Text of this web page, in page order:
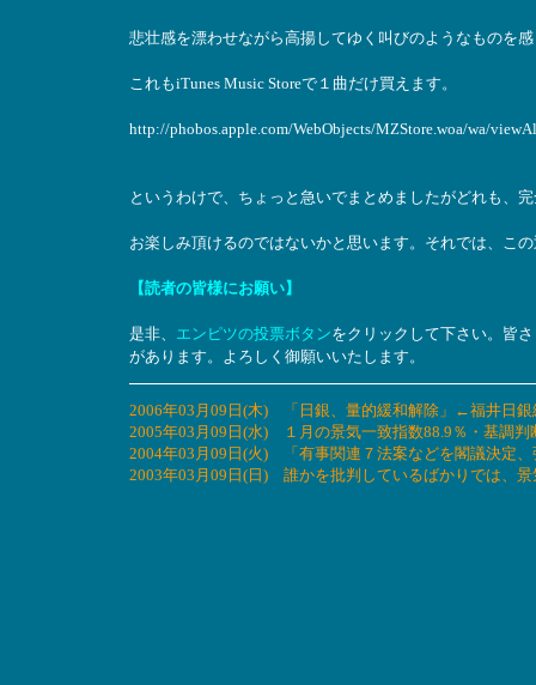
悲壮感を漂わせながら高揚してゆく叫びのようなものを
これもiTunes Music Storeで１曲だけ買えます。
http://phobos.apple.com/WebObjects/MZStore.woa/wa/
というわけで、ちょっと急いでまとめましたがどれも、
お楽しみ頂けるのではないかと思います。それでは、こ
【読者の皆様にお願い】
是非、 エンピツの投票ボタンをクリックして下さい。皆
があります。よろしく御願いいたします。
2006年03月09日(木) 「日銀、量的緩和解除」←福井日銀
2005年03月09日(水) １月の景気一致指数88.9％・基調
2004年03月09日(火) 「有事関連７法案などを閣議決定
2003年03月09日(日) 誰かを批判しているばかりでは、景